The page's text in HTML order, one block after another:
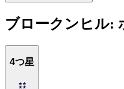
ブロークンヒル:
4つ星